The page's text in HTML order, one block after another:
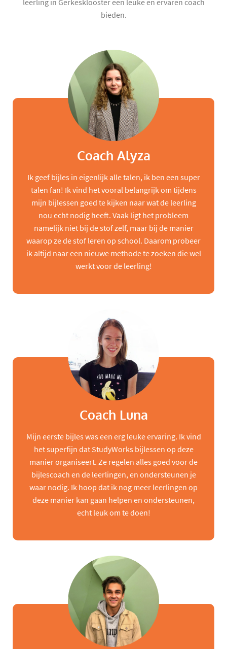
leerling in Gerkesklooster een leuke en ervaren coach
bieden.
Coach Alyza
Ik geef bijles in eigenlijk alle talen, ik ben een super
talen fan! Ik vind het vooral belangrijk om tijdens
mijn bijlessen goed te kijken naar wat de leerling
nou echt nodig heeft. Vaak ligt het probleem
namelijk niet bij de stof zelf, maar bij de manier
waarop ze de stof leren op school. Daarom probeer
ik altijd naar een nieuwe methode te zoeken die wel
werkt voor de leerling!
Coach Luna
Mijn eerste bijles was een erg leuke ervaring. Ik vind
het superfijn dat StudyWorks bijlessen op deze
manier organiseert. Ze regelen alles goed voor de
bijlescoach en de leerlingen, en ondersteunen je
waar nodig. Ik hoop dat ik nog meer leerlingen op
deze manier kan gaan helpen en ondersteunen,
echt leuk om te doen!